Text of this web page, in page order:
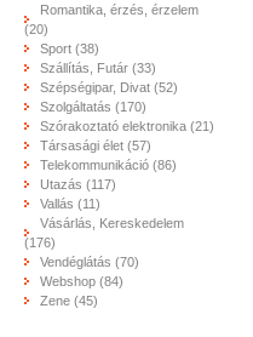
Romantika, érzés, érzelem
(20)
Sport (38)
Szállítás, Futár (33)
Szépségipar, Divat (52)
Szolgáltatás (170)
Szórakoztató elektronika (21)
Társasági élet (57)
Telekommunikáció (86)
Utazás (117)
Vallás (11)
Vásárlás, Kereskedelem
(176)
Vendéglátás (70)
Webshop (84)
Zene (45)